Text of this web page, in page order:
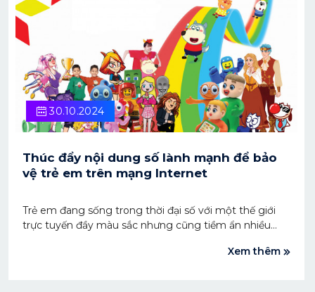
30.10.2024
Thúc đẩy nội dung số lành mạnh để bảo
vệ trẻ em trên mạng Internet
Trẻ em đang sống trong thời đại số với một thế giới
trực tuyến đầy màu sắc nhưng cũng tiềm ẩn nhiều
hưởng tiêu cực từ thế giới mạng, việc tạo ra một môi
Xem thêm